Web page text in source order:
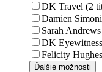
DK Travel (2
Damien
Sarah
DK
Felicity
Ďalšie možnosti